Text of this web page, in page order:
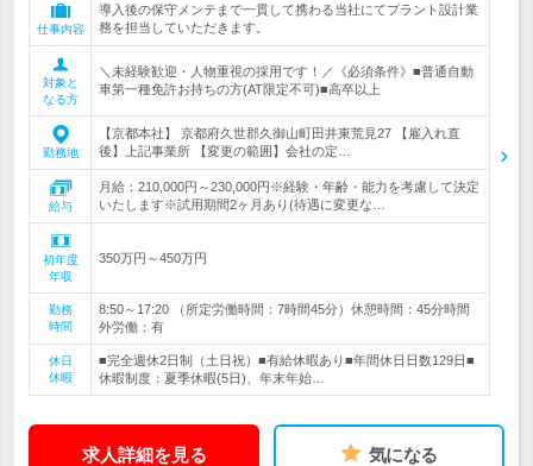
仕事内容
導入後の保守メンテまで一貫して携わる当社にてプラント設計業
務を担当していただきます。
対象と
なる方
＼未経験歓迎・人物重視の採用です！／《必須条件》■普通自動
車第一種免許お持ちの方(AT限定不可)■高卒以上
勤務地
【京都本社】 京都府久世郡久御山町田井東荒見27 【雇入れ直
後】上記事業所 【変更の範囲】会社の定…
給与
月給：210,000円～230,000円※経験・年齢・能力を考慮して決定
いたします※試用期間2ヶ月あり(待遇に変更な…
初年度
年収
350万円～450万円
勤務
時間
8:50～17:20 （所定労働時間：7時間45分）休憩時間：45分時間
外労働：有
休日
休暇
■完全週休2日制（土日祝）■有給休暇あり■年間休日日数129日■
休暇制度：夏季休暇(5日)、年末年始…
求人詳細を見る 気になる